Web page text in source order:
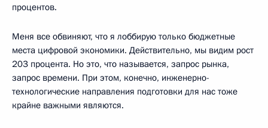
процентов.
Меня все обвиняют, что я лоббирую только бюджетные
места цифровой экономики. Действительно, мы видим рост
203 процента. Но это, что называется, запрос рынка,
запрос времени. При этом, конечно, инженерно-
технологические направления подготовки для нас тоже
крайне важными являются.